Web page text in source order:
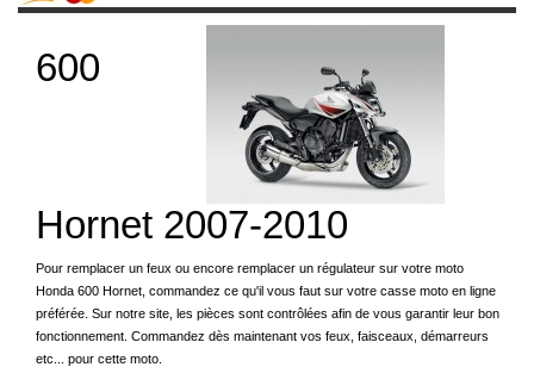
600
Hornet 2007-2010
Pour remplacer un feux ou encore remplacer un régulateur sur votre moto
Honda 600 Hornet, commandez ce qu'il vous faut sur votre casse moto en ligne
préférée. Sur notre site, les pièces sont contrôlées afin de vous garantir leur bon
fonctionnement. Commandez dès maintenant vos feux, faisceaux, démarreurs
etc... pour cette moto.